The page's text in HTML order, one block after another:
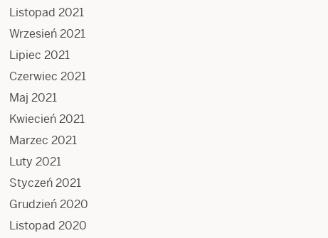
Listopad 2021
Wrzesień 2021
Lipiec 2021
Czerwiec 2021
Maj 2021
Kwiecień 2021
Marzec 2021
Luty 2021
Styczeń 2021
Grudzień 2020
Listopad 2020